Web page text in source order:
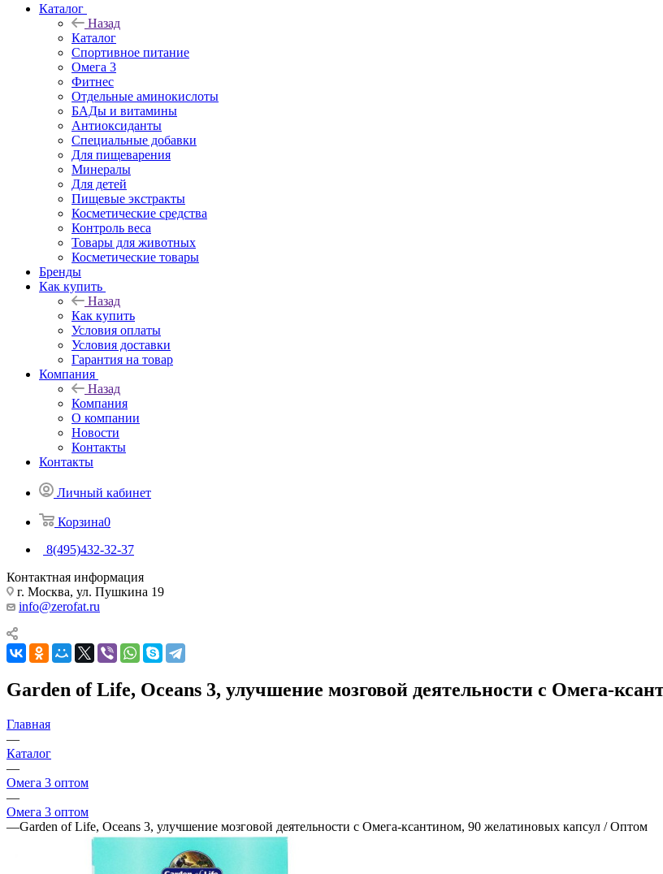
Каталог
Назад
Каталог
Спортивное питание
Омега 3
Фитнес
Отдельные аминокислоты
БАДы и витамины
Антиоксиданты
Специальные добавки
Для пищеварения
Минералы
Для детей
Пищевые экстракты
Косметические средства
Контроль веса
Товары для животных
Косметические товары
Бренды
Как купить
Назад
Как купить
Условия оплаты
Условия доставки
Гарантия на товар
Компания
Назад
Компания
О компании
Новости
Контакты
Контакты
Личный кабинет
Корзина0
8(495)432-32-37
Контактная информация
г. Москва, ул. Пушкина 19
info@zerofat.ru
Garden of Life, Oceans 3, улучшение мозговой деятельности с Омега-
Главная
—
Каталог
—
Омега 3 оптом
—
Омега 3 оптом
—Garden of Life, Oceans 3, улучшение мозговой деятельности с Омега-ксантином, 90 желатиновых капсул / Оптом